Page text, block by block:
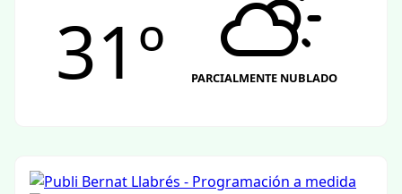
31º PARCIALMENTE NUBLADO